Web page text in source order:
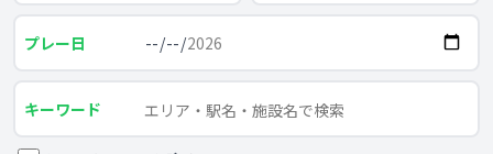
プレー日
キーワード